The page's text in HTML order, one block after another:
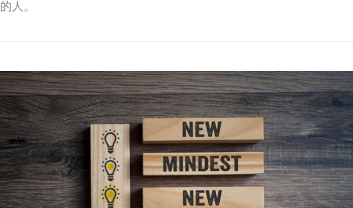
的人。